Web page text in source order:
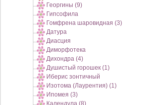
Георгины (9)
Гипсофила
Гомфрена шаровидная (3)
Датура
Диасция
Диморфотека
Дихондра (4)
Душистый горошек (1)
Иберис зонтичный
Изотома (Лаурентия) (1)
Ипомея (3)
Календула (8)